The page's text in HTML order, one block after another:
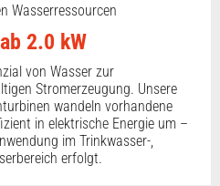
Wasserressourcen
2.0 kW
von Wasser zur
Stromerzeugung. Unsere
wandeln vorhandene
in elektrische Energie um –
im Trinkwasser-,
erfolgt.